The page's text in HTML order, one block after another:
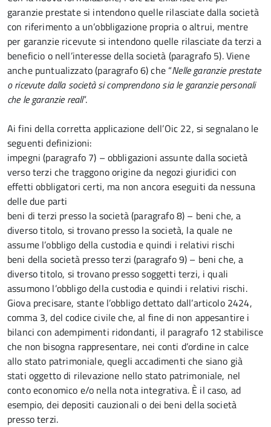
garanzie prestate si intendono quelle rilasciate dalla società
con riferimento a un’obbligazione propria o altrui, mentre
per garanzie ricevute si intendono quelle rilasciate da terzi a
beneficio o nell’interesse della società (paragrafo 5). Viene
anche puntualizzato (paragrafo 6) che “Nelle garanzie prestate
o ricevute dalla società si comprendono sia le garanzie personali
che le garanzie reali”.
Ai fini della corretta applicazione dell’Oic 22, si segnalano le
seguenti definizioni:
impegni (paragrafo 7) – obbligazioni assunte dalla società
verso terzi che traggono origine da negozi giuridici con
effetti obbligatori certi, ma non ancora eseguiti da nessuna
delle due parti
beni di terzi presso la società (paragrafo 8) – beni che, a
diverso titolo, si trovano presso la società, la quale ne
assume l’obbligo della custodia e quindi i relativi rischi
beni della società presso terzi (paragrafo 9) – beni che, a
diverso titolo, si trovano presso soggetti terzi, i quali
assumono l’obbligo della custodia e quindi i relativi rischi.
Giova precisare, stante l’obbligo dettato dall’articolo 2424,
comma 3, del codice civile che, al fine di non appesantire i
bilanci con adempimenti ridondanti, il paragrafo 12 stabilisce
che non bisogna rappresentare, nei conti d’ordine in calce
allo stato patrimoniale, quegli accadimenti che siano già
stati oggetto di rilevazione nello stato patrimoniale, nel
conto economico e/o nella nota integrativa. È il caso, ad
esempio, dei depositi cauzionali o dei beni della società
presso terzi.